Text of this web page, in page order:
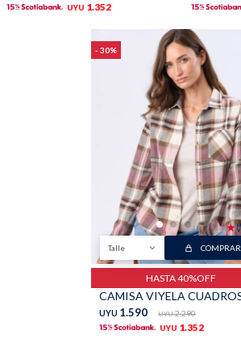
UYU 1.352
30
Talle COMPRAR
HASTA 40%OFF
UYU 1.590 UYU 2.290
UYU 1.352